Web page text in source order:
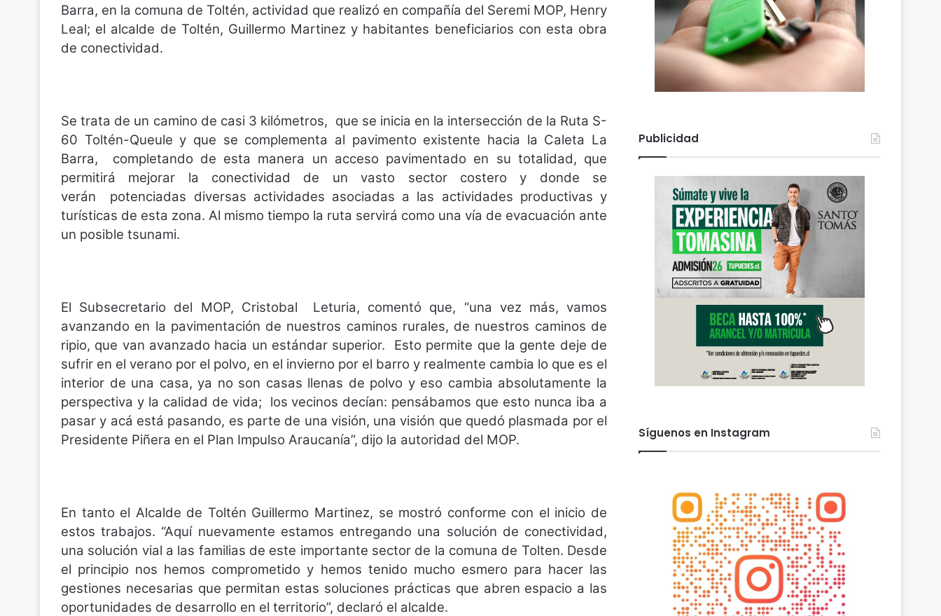
Barra, en la comuna de Toltén, actividad que realizó en compañía del Seremi MOP, Henry
Leal; el alcalde de Toltén, Guillermo Martinez y habitantes beneficiarios con esta obra
de conectividad.
Se trata de un camino de casi 3 kilómetros, que se inicia en la intersección de la Ruta S-
60 Toltén-Queule y que se complementa al pavimento existente hacia la Caleta La
Barra,
completando de esta manera un acceso pavimentado en su totalidad, que
permitirá mejorar la conectividad de un vasto sector costero y donde se
verán
potenciadas diversas actividades asociadas a las actividades productivas y
turísticas de esta zona. Al mismo tiempo la ruta servirá como una vía de evacuación ante
un posible tsunami.
El Subsecretario del MOP, Cristobal
Leturia, comentó que, “una vez más, vamos
avanzando en la pavimentación de nuestros caminos rurales, de nuestros caminos de
ripio, que van avanzado hacia un estándar superior.
Esto permite que la gente deje de
sufrir en el verano por el polvo, en el invierno por el barro y realmente cambia lo que es el
interior de una casa, ya no son casas llenas de polvo y eso cambia absolutamente la
perspectiva y la calidad de vida;
los vecinos decían: pensábamos que esto nunca iba a
pasar y acá está pasando, es parte de una visión, una visión que quedó plasmada por el
Presidente Piñera en el Plan Impulso Araucanía”, dijo la autoridad del MOP.
En tanto el Alcalde de Toltén Guillermo Martinez, se mostró conforme con el inicio de
estos trabajos. “Aquí nuevamente estamos entregando una solución de conectividad,
una solución vial a las familias de este importante sector de la comuna de Tolten. Desde
el principio nos hemos comprometido y hemos tenido mucho esmero para hacer las
gestiones necesarias que permitan estas soluciones prácticas que abren espacio a las
oportunidades de desarrollo en el territorio”, declaró el alcalde.
Publicidad
Síguenos en Instagram